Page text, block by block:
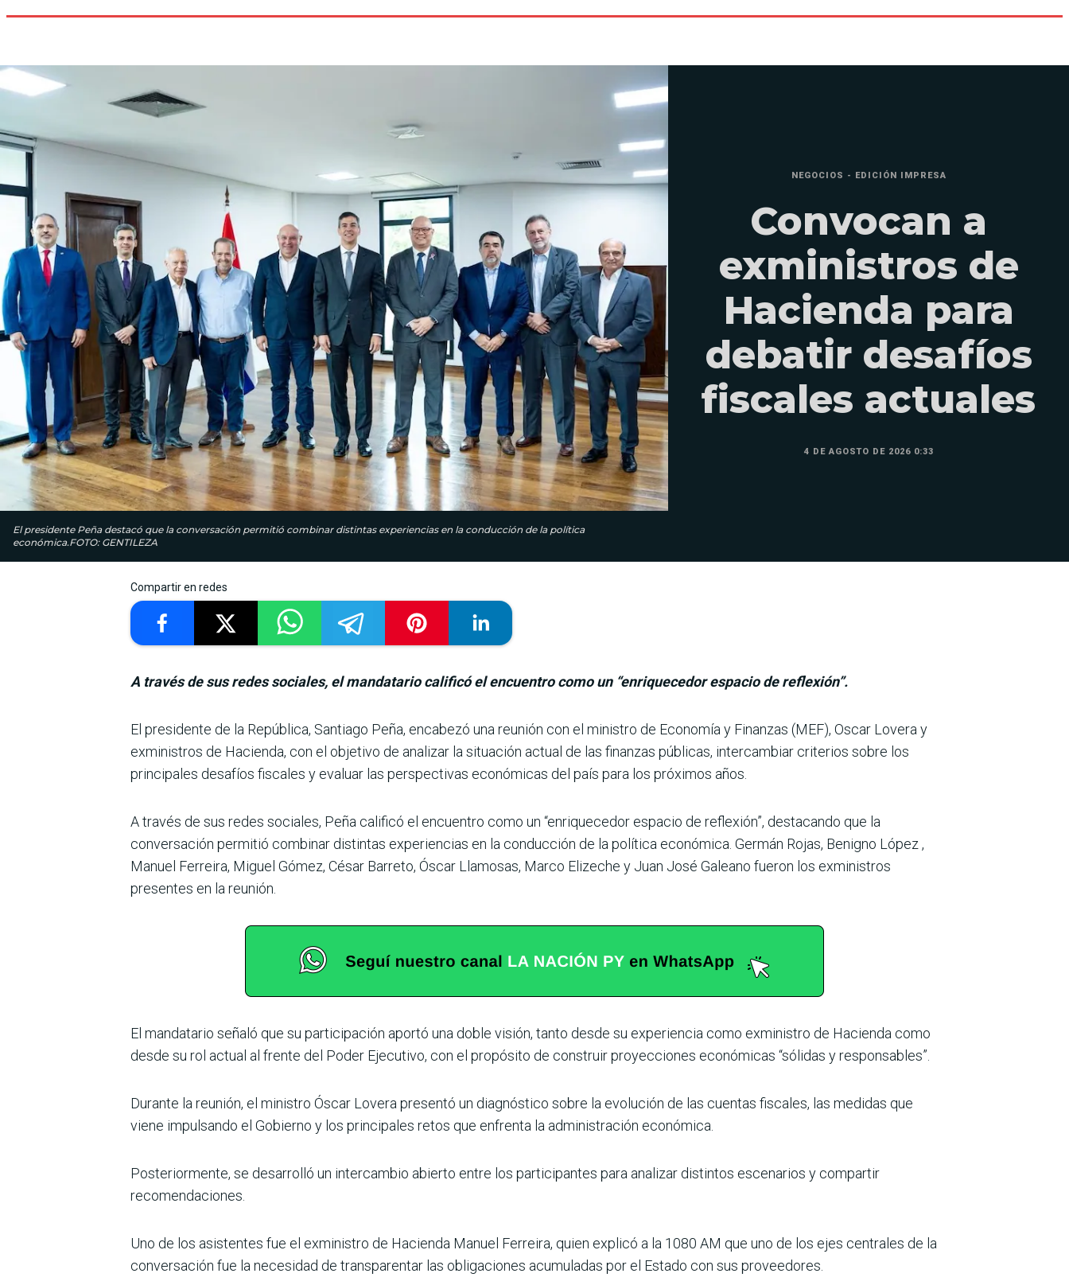
El presidente Peña destacó que la conversación permitió combinar distintas experiencias en la conducción de la política
económica.FOTO: GENTILEZA
NEGOCIOS - EDICIÓN IMPRESA
Convocan a
exministros de
Hacienda para
debatir desafíos
fiscales actuales
4 DE AGOSTO DE 2026 0:33
Compartir en redes
A través de sus redes sociales, el mandatario calificó el encuentro como un “enriquecedor espacio de reflexión”.
El presidente de la República, Santiago Peña, encabezó una reunión con el ministro de Economía y Finanzas (MEF), Oscar Lovera y
exministros de Hacienda, con el objetivo de analizar la situación actual de las finanzas públicas, intercambiar criterios sobre los
principales desafíos fisca­les y evaluar las perspectivas económicas del país para los próximos años.
A través de sus redes socia­les, Peña calificó el encuentro como un “enriquecedor espa­cio de reflexión”, destacando que la
conversación permi­tió combinar distintas expe­riencias en la conducción de la política económica. Ger­mán Rojas, Benigno López ,
Manuel Ferreira, Miguel Gómez, César Barreto, Óscar Llamosas, Marco Elizeche y Juan José Galeano fueron los exministros
presentes en la reunión.
El mandatario señaló que su participación aportó una doble visión, tanto desde su experiencia como exministro de Hacienda como
desde su rol actual al frente del Poder Ejecutivo, con el propósito de construir proyecciones eco­nómicas “sólidas y respon­sables”.
Durante la reunión, el minis­tro Óscar Lovera presentó un diagnóstico sobre la evolu­ción de las cuentas fiscales, las medidas que
viene impul­sando el Gobierno y los prin­cipales retos que enfrenta la administración económica.
Posteriormente, se desarro­lló un intercambio abierto entre los participantes para analizar distintos escena­rios y compartir
recomen­daciones.
Uno de los asistentes fue el exministro de Hacienda Manuel Ferreira, quien explicó a la 1080 AM que uno de los ejes centrales de la
conversación fue la nece­sidad de transparentar las obligaciones acumuladas por el Estado con sus pro­veedores.